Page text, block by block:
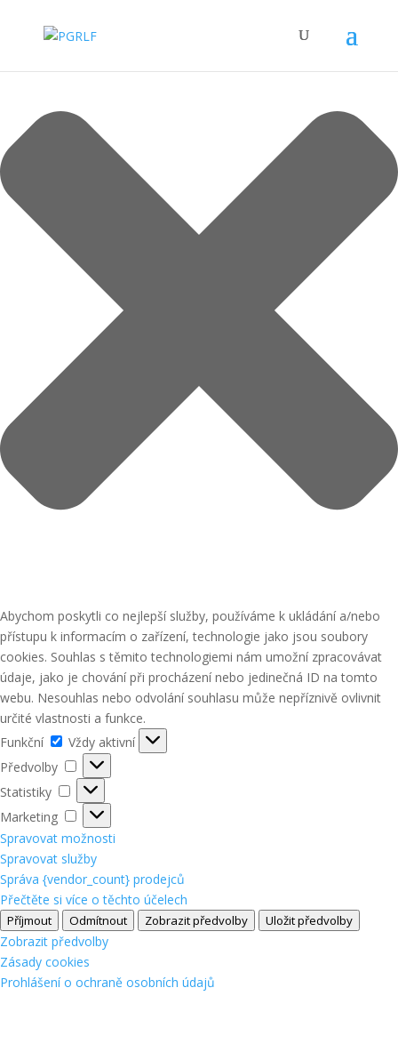
Abychom poskytli co nejlepší služby, používáme k ukládání a/nebo
přístupu k informacím o zařízení, technologie jako jsou soubory
cookies. Souhlas s těmito technologiemi nám umožní zpracovávat
údaje, jako je chování při procházení nebo jedinečná ID na tomto
webu. Nesouhlas nebo odvolání souhlasu může nepříznivě ovlivnit
určité vlastnosti a funkce.
Funkční
Funkční
Vždy aktivní
Předvolby
Předvolby
Statistiky
Statistiky
Marketing
Marketing
Spravovat možnosti
Spravovat služby
Správa {vendor_count} prodejců
Přečtěte si více o těchto účelech
Příjmout Odmítnout Zobrazit předvolby Uložit předvolby
Zobrazit předvolby
Zásady cookies
Prohlášení o ochraně osobních údajů